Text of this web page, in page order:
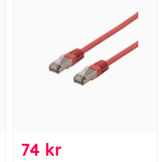
74 kr